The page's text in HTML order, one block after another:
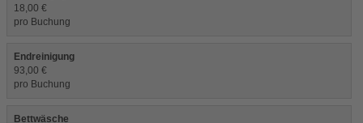
18,00 €
pro Buchung
Endreinigung
93,00 €
pro Buchung
Bettwäsche